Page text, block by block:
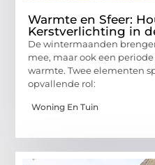
Warmte en Sfeer:
Kerstverlichting in
De wintermaanden
mee, maar ook een
warmte. Twee elementen
opvallende rol:
Woning En Tuin